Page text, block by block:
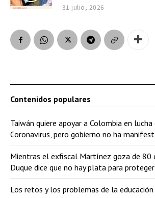
31 julio, 2026
Contenidos populares
Taiwán quiere apoyar a Colombia en
Coronavirus, pero gobierno no ha
Mientras el exfiscal Martínez goza de 80
Duque dice que no hay plata para
Los retos y los problemas de la